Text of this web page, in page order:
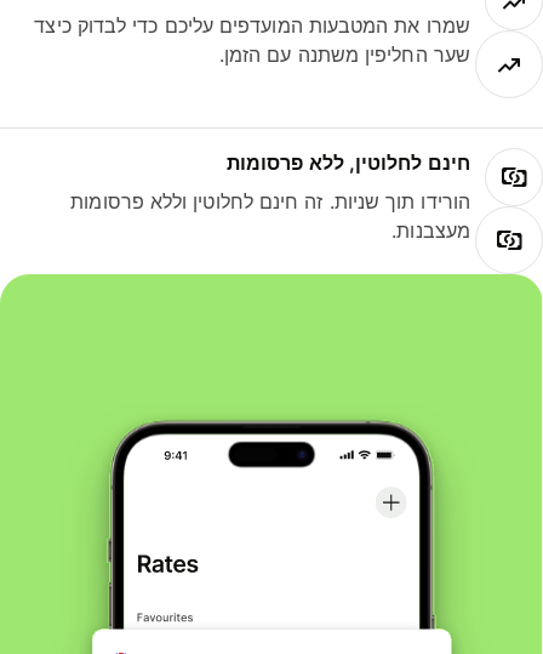
שמרו את המטבעות המועדפים עליכם כדי לבדוק כיצד
שער החליפין משתנה עם הזמן.
חינם לחלוטין, ללא פרסומות
הורידו תוך שניות. זה חינם לחלוטין וללא פרסומות
מעצבנות.